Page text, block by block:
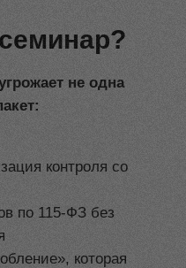
не одна
контроля со
по 115-ФЗ без
которая